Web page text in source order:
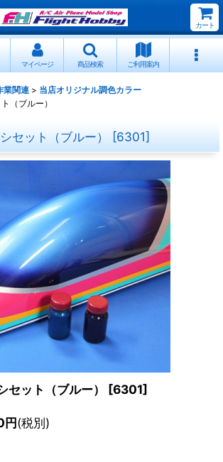
カート
マイページ 商品検索 ご利用案内
業関連 > 当店オリジナル調色カラー
（ブルー）
セット（ブルー） [6301]
セット（ブルー） [6301]
円(税別)